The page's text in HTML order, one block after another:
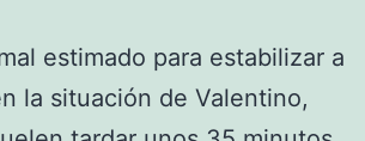
estimado para estabilizar a
la situación de Valentino,